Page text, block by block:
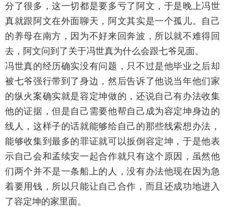
分了很多，这一切都是要多亏了阿文，于是晚上冯世
真就跟阿文在外面聊天，阿文其实是一个孤儿。自己
的养母在南方，因为不好来回奔波，所以就不难得回
去，阿文问到了关于冯世真为什么会跟七爷见面。
冯世真的经历确实没有问题，只不过是他毕业之后却
被七爷强行带到了身边，然后告诉了他说当年他们家
的纵火案确实就是容定坤做的，还说自己有办法收集
他的证据，但是自己需要他帮自己成为容定坤身边的
线人，这样子的话就能够给自己的那些线索想办法，
能够收集到最多的罪证就可以扳倒容定坤，于是他表
示自己会和孟续安一起合作就只有这个原因，虽然他
们两个并不是一条船上的人，没有办法他现在因为急
着要用钱，所以只能让自己合作，而且还成功地进入
了容定坤的家里面。